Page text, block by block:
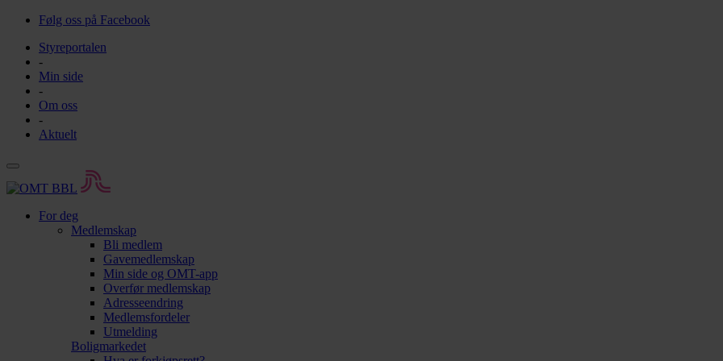
Følg oss på Facebook
Styreportalen
-
Min side
-
Om oss
-
Aktuelt
For deg
Medlemskap
Bli medlem
Gavemedlemskap
Min side og OMT-app
Overfør medlemskap
Adresseendring
Medlemsfordeler
Utmelding
Boligmarkedet